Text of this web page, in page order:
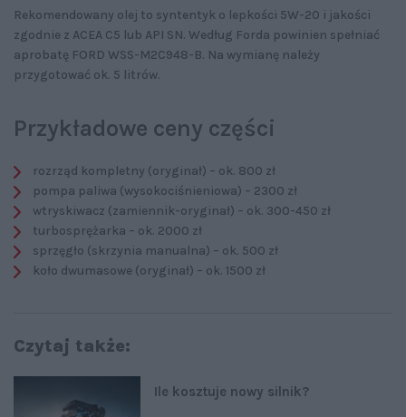
Rekomendowany olej to syntentyk o lepkości 5W-20 i jakości
zgodnie z ACEA C5 lub API SN. Według Forda powinien spełniać
aprobatę FORD WSS-M2C948-B. Na wymianę należy
przygotować ok. 5 litrów.
Przykładowe ceny części
rozrząd kompletny (oryginał) – ok. 800 zł
pompa paliwa (wysokociśnieniowa) – 2300 zł
wtryskiwacz (zamiennik-oryginał) – ok. 300-450 zł
turbosprężarka – ok. 2000 zł
sprzęgło (skrzynia manualna) – ok. 500 zł
koło dwumasowe (oryginał) – ok. 1500 zł
Czytaj także:
Ile kosztuje nowy silnik?